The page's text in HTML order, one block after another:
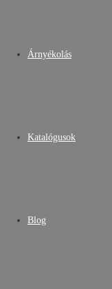
Árnyékolás
Katalógusok
Blog